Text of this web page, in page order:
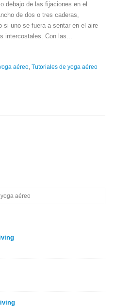
debajo de las fijaciones en el
de dos o tres caderas,
si uno se fuera a sentar en el aire
intercostales. Con las...
aéreo, Tutoriales de yoga aéreo